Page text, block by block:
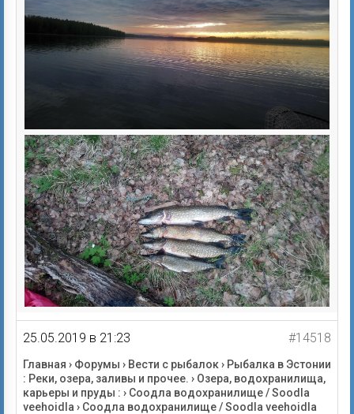
25.05.2019 в 21:23 #14518
Главная › Форумы › Вести с рыбалок› Рыбалка в Эстонии
: Реки, озера, заливы и прочее. › Озера, водохранилища,
карьеры и пруды : › Соодла водохранилище / Soodla
veehoidla › Соодла водохранилище / Soodla veehoidla